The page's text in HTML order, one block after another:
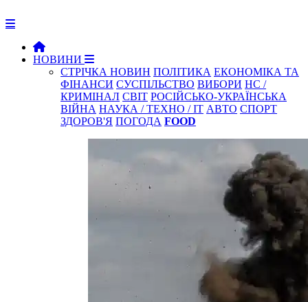
НОВИНИ
СТРІЧКА НОВИН ПОЛІТИКА ЕКОНОМІКА ТА
ФІНАНСИ СУСПІЛЬСТВО ВИБОРИ НС /
КРИМІНАЛ СВІТ РОСІЙСЬКО-УКРАЇНСЬКА
ВІЙНА НАУКА / ТЕХНО / IT АВТО СПОРТ
ЗДОРОВ'Я ПОГОДА FOOD